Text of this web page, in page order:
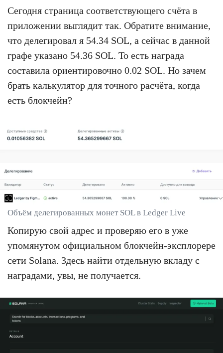
Сегодня страница соответствующего счёта в
приложении выглядит так. Обратите внимание,
что делегировал я 54.34 SOL, а сейчас в данной
графе указано 54.36 SOL. То есть награда
составила ориентировочно 0.02 SOL. Но зачем
брать калькулятор для точного расчёта, когда
есть блокчейн?
Объём делегированных монет SOL в Ledger Live
Копирую свой адрес и проверяю его в уже
упомянутом официальном блокчейн-эксплорере
сети Solana. Здесь найти отдельную вкладу с
наградами, увы, не получается.